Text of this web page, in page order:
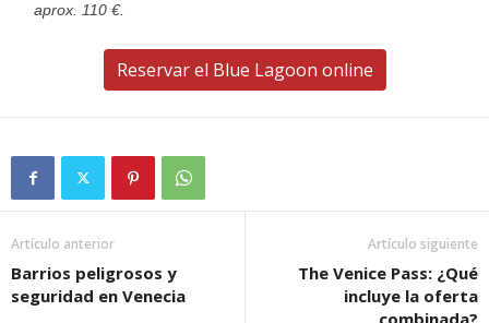
aprox. 110 €.
Reservar el Blue Lagoon online
Artículo anterior
Barrios peligrosos y
seguridad en Venecia
Artículo siguiente
The Venice Pass: ¿Qué
incluye la oferta